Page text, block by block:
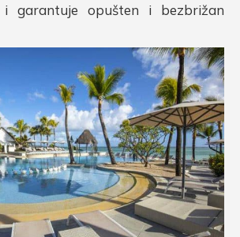
garantuje opušten i bezbrižan